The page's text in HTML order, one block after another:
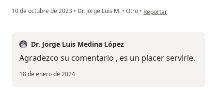
10 de octubre de 2023 • Dr. Jorge Luis M. • Otro • en opinión del usuario
Reportar
Dr. Jorge Luis Medina López
Agradezco su comentario , es un placer servirle.
18 de enero de 2024